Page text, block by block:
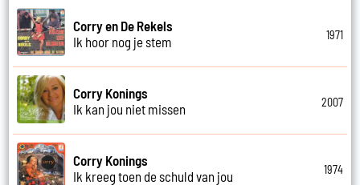
Corry en De Rekels
Ik hoor nog je stem
1971
Corry Konings
Ik kan jou niet missen
2007
Corry Konings
Ik kreeg toen de schuld van jou
1974